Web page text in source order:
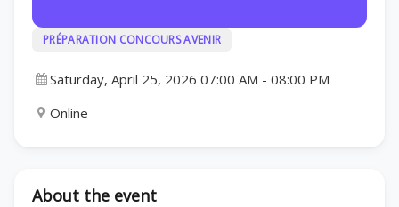
PRÉPARATION CONCOURS AVENIR
Saturday, April 25, 2026 07:00 AM - 08:00 PM
Online
About the event